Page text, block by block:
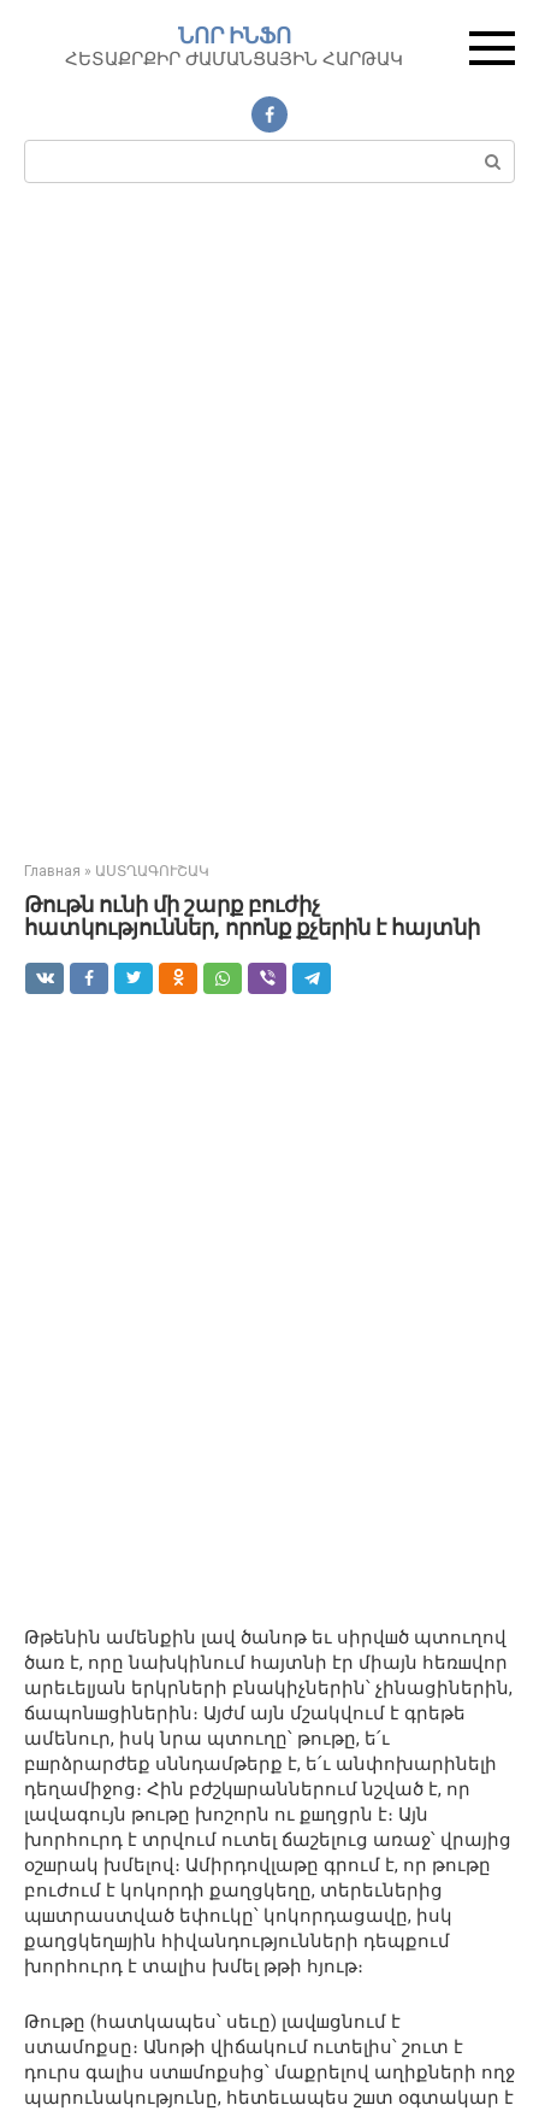
контенту
ՆՈՐ ԻՆՖՈ
ՀԵՏԱՔՐՔԻՐ ԺԱՄԱՆՑԱՅԻՆ ՀԱՐԹԱԿ
Поиск:
Главная » ԱՍՏՂԱԳՈՒՇԱԿ
Թութն ունի մի շարք բուժիչ
հատկություններ, որոնք քչերին է հայտնի
Թթենին ամենքին լավ ծանոթ եւ սիրվшծ պտուղով
ծառ է, որը նախկինում հայտնի էր միայն հեռшվոր
արեւելյան երկրների բնակիչներին՝ չինացիներին,
ճապոնшցիներին։ Այժմ այն մշակվում է գրեթե
ամենուր, իսկ նրա պտուղը՝ թութը, ե՛ւ
բшրձրարժեք սննդամթերք է, ե՛ւ անփոխարինելի
դեղամիջոց։ Հին բժշկшրաններում նշված է, որ
լավագույն թութը խոշորն ու քшղցրն է։ Այն
խորհուրդ է տրվում ուտել ճաշելուց առաջ՝ վրայից
օշшրակ խմելով։ Ամիրդովլաթը գրում է, որ թութը
բուժում է կոկորդի քաղցկեղը, տերեւներից
պшտրաստված եփուկը՝ կոկորդացավը, իսկ
քաղցկեղшյին հիվանդությունների դեպքում
խորհուրդ է տալիս խմել թթի հյութ։
Թութը (հատկապես՝ սեւը) լավшցնում է
ստամոքսը։ Անոթի վիճակում ուտելիս՝ շուտ է
դուրս գալիս ստшմոքսից՝ մաքրելով աղիքների ողջ
պարունակությունը, հետեւապես շшտ օգտակար է